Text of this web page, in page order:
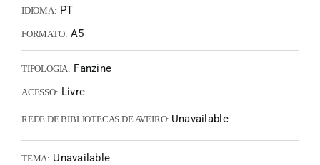
IDIOMA: PT
FORMATO: A5
TIPOLOGIA: Fanzine
ACESSO: Livre
REDE DE BIBLIOTECAS DE AVEIRO: Unavailable
TEMA: Unavailable